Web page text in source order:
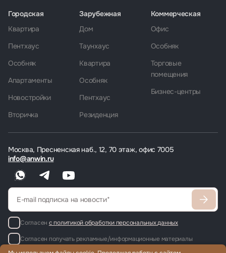
Москва, Пресненская наб., 12, 70 этаж, офис 7005
info@anwin.ru
Согласен с политикой обработки персональных данных
Согласен получать рекламные/информационные материалы
Городская
Квартира
Пентхаус
Особняк
Апартаменты
Новостройки
Вторичка
Зарубежная
Дом
Таунхаус
Квартира
Особняк
Пентхаус
Резиденция
Коммерческая
Офис
Особняк
Торговые
помещения
Бизнес-центры